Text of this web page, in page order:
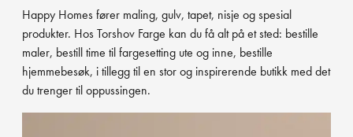
Happy Homes fører maling, gulv, tapet, nisje og spesial
produkter. Hos Torshov Farge kan du få alt på et sted: bestille
maler, bestill time til fargesetting ute og inne, bestille
hjemmebesøk, i tillegg til en stor og inspirerende butikk med det
du trenger til oppussingen.